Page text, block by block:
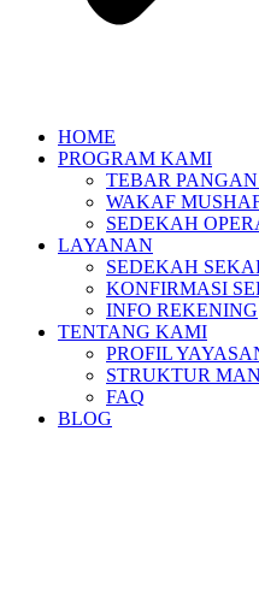
HOME
PROGRAM KAMI
TEBAR
WAKAF
SEDEKAH
LAYANAN
SEDEKAH
KONFIRMASI
INFO REKENING
TENTANG KAMI
PROFIL
STRUKTUR
FAQ
BLOG